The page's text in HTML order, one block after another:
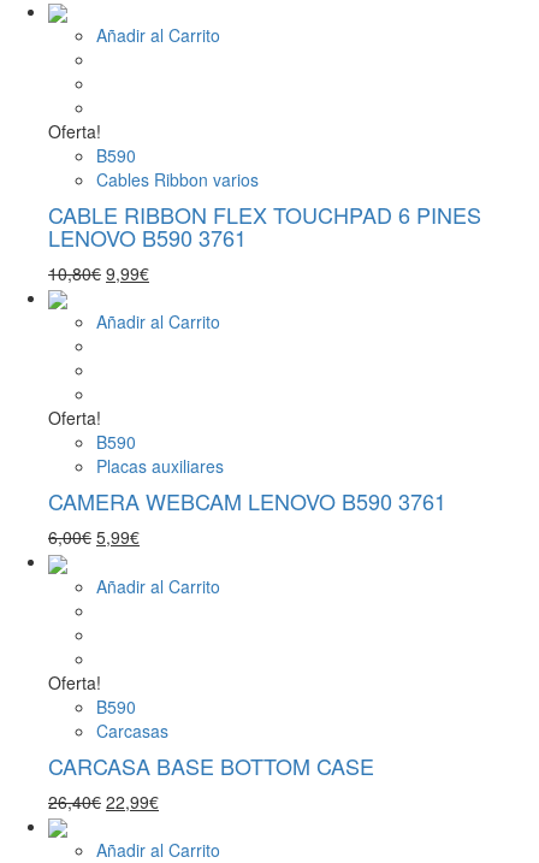
originalactual
Añadir al Carrito
Oferta!
B590
Cables Ribbon varios
CABLE RIBBON FLEX TOUCHPAD 6 PINES
LENOVO B590 3761
10,80€ El
original
9,99€El
actual
Añadir al Carrito
Oferta!
B590
Placas auxiliares
CAMERA WEBCAM LENOVO B590 3761
6,00€ El
original
5,99€El
actual
Añadir al Carrito
Oferta!
B590
Carcasas
CARCASA BASE BOTTOM CASE
26,40€ El
original
22,99€El
actual
Añadir al Carrito